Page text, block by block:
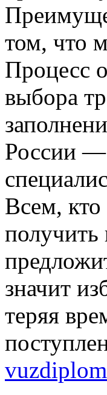
том, что
Процесс
выбора
России —
Всем,
значит
теряя